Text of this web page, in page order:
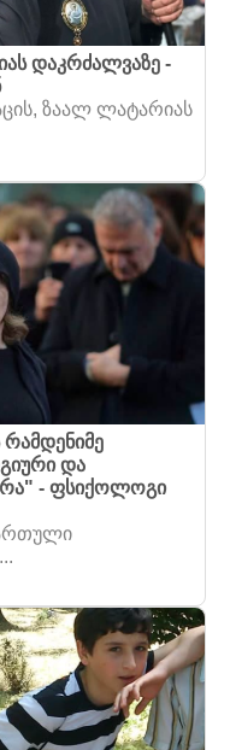
დაკრძალვაზე -
ზაალ ლატარიას
რამდენიმე
და
- ფსიქოლოგი